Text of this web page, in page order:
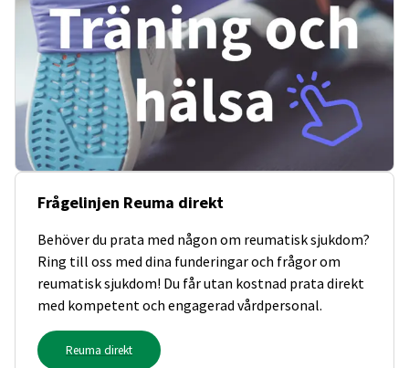
Frågelinjen Reuma direkt
Behöver du prata med någon om reumatisk sjukdom?
Ring till oss med dina funderingar och frågor om
reumatisk sjukdom! Du får utan kostnad prata direkt
med kompetent och engagerad vårdpersonal.
Reuma direkt